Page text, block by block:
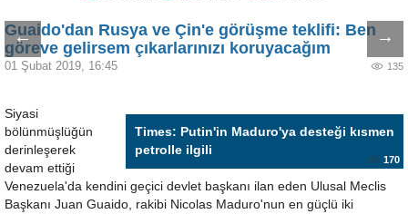
← →
Guaido'dan Rusya ve Çin'e görüşme teklifi: Ben
göreve gelirsem çıkarlarınızı koruyacağım
01 Şubat 2019, 16:45 135
Times: Putin'in Maduro'ya desteği kısmen
petrolle ilgili
170
Siyasi
bölünmüşlüğün
derinleşerek
devam ettiği
Venezuela'da kendini geçici devlet başkanı ilan eden Ulusal Meclis
Başkanı Juan Guaido, rakibi Nicolas Maduro'nun en güçlü iki